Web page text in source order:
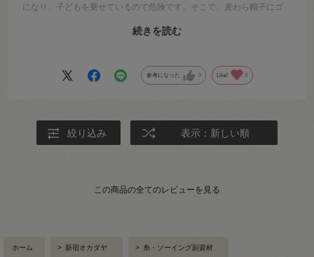
になり、子どもを乗せているので危険です。そこで、麦わら帽子にゴ
しいので、同系色を探していたところ、ピッタリの色を見つけまし
ーズンもちました。そろそろゴムを付け替えようと、リピ買いしまし
続きを読む
参考になった 0 Like! 0
絞り込み 表示：新しい順
この商品の全てのレビューを見る
ホーム > 新宿オカダヤ > 糸・ソーイング副資材